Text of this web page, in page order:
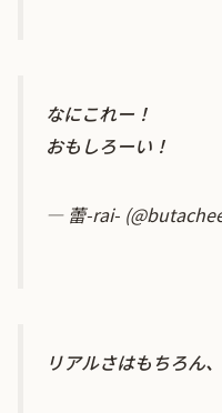
なにこれー！
おもしろーい！
— 蕾-rai-
リアルさはもちろん